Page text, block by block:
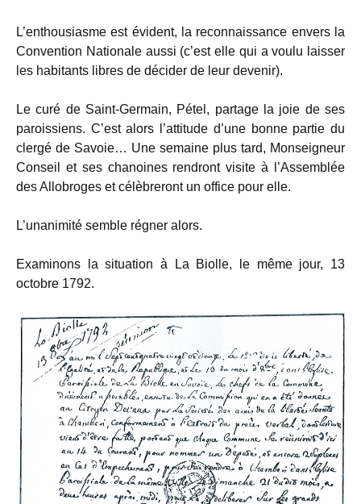
L’enthousiasme est évident, la reconnaissance envers la
Convention Nationale aussi (c’est elle qui a voulu laisser
les habitants libres de décider de leur devenir).
Le curé de Saint-Germain, Pétel, partage la joie de ses
paroissiens. C’est alors l’attitude d’une bonne partie du
clergé de Savoie… Une semaine plus tard, Monseigneur
Conseil et ses chanoines rendront visite à l’Assemblée
des Allobroges et célèbreront un office pour elle.
L’unanimité semble régner alors.
Examinons la situation à La Biolle, le même jour, 13
octobre 1792.